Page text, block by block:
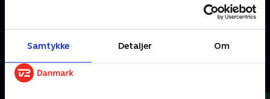
Samtykke Detaljer Om
arvefølgen, da hendes
regeringstid slutter.
Andre så også